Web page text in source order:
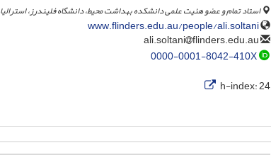
استاد تمام و عضو هئیت علمی دانشکده بهداشت محیط، دانشگاه فلیندرز، استرالیا
www.flinders.edu.au/people/ali.soltani
flinders.edu.au
0000-0001-8042-410X
h-index:24